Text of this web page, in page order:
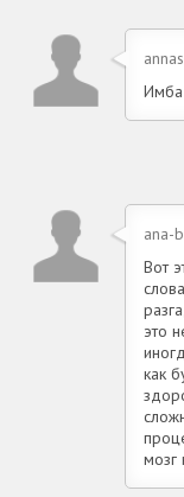
Имба
ana-
Вот
это
как
мозг